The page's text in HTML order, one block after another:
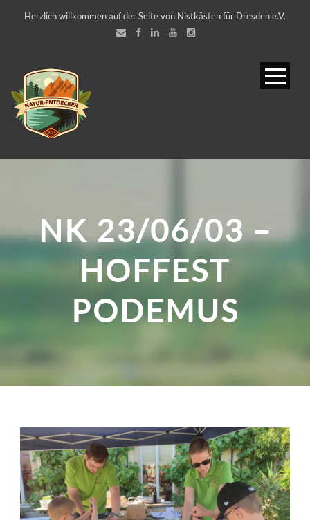
Herzlich willkommen auf der Seite von Nistkästen für Dresden e.V.
NK 23/06/03 –
HOFFEST
PODEMUS